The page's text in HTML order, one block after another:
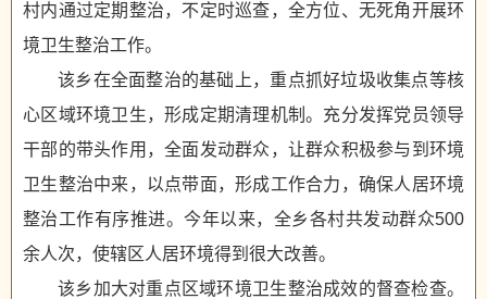
村内通过定期整治，不定时巡查，全方位、无死角开展环
境卫生整治工作。
该乡在全面整治的基础上，重点抓好垃圾收集点等核
心区域环境卫生，形成定期清理机制。充分发挥党员领导
干部的带头作用，全面发动群众，让群众积极参与到环境
卫生整治中来，以点带面，形成工作合力，确保人居环境
整治工作有序推进。今年以来，全乡各村共发动群众500
余人次，使辖区人居环境得到很大改善。
该乡加大对重点区域环境卫生整治成效的督查检查。